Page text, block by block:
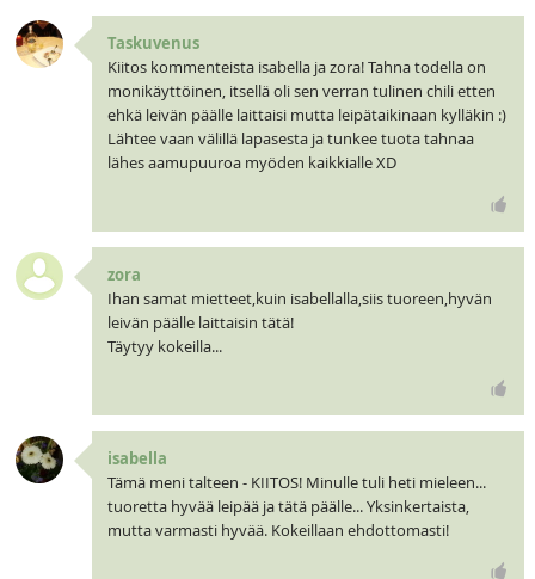
Taskuvenus
Kiitos kommenteista isabella ja zora! Tahna todella on
monikäyttöinen, itsellä oli sen verran tulinen chili etten
ehkä leivän päälle laittaisi mutta leipätaikinaan kylläkin :)
Lähtee vaan välillä lapasesta ja tunkee tuota tahnaa
lähes aamupuuroa myöden kaikkialle XD
zora
Ihan samat mietteet,kuin isabellalla,siis tuoreen,hyvän
leivän päälle laittaisin tätä!
Täytyy kokeilla...
isabella
Tämä meni talteen - KIITOS! Minulle tuli heti mieleen...
tuoretta hyvää leipää ja tätä päälle... Yksinkertaista,
mutta varmasti hyvää. Kokeillaan ehdottomasti!